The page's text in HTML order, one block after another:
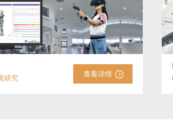
研究 查看详情